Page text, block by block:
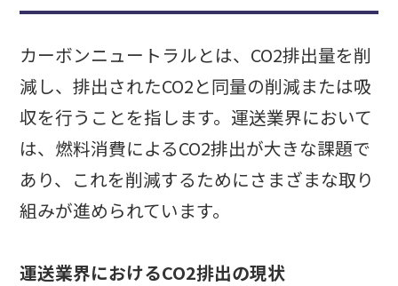
カーボンニュートラルとは、CO2排出量を削
減し、排出されたCO2と同量の削減または吸
収を行うことを指します。運送業界において
は、燃料消費によるCO2排出が大きな課題で
あり、これを削減するためにさまざまな取り
組みが進められています。
運送業界におけるCO2排出の現状